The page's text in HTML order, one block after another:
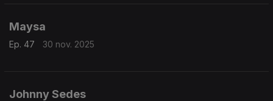
Maysa
Ep. 47 30 nov. 2025
Johnny Sedes